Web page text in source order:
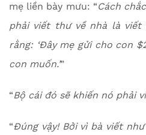
mẹ liền bày mưu: “Cách
phải viết thư về nhà là
rằng: ‘Đây mẹ gửi cho con
con muốn.’”
“Bộ cái đó sẽ khiến nó phải
“Đúng vậy! Bởi vì bà viết